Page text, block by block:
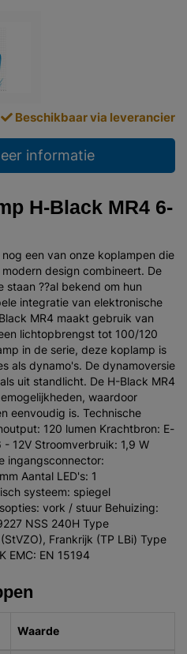
Beschikbaar via leverancier
informatie
H-Black MR4 6-
nog een van onze koplampen die
design combineert. De
staan ??al bekend om hun
integratie van elektronische
MR4 maakt gebruik van
lichtopbrengst tot 100/120
in de serie, deze koplamp is
als dynamo's. De dynamoversie
uit standlicht. De H-Black MR4
waardoor
eenvoudig is. Technische
120 lumen Krachtbron: E-
12V Stroomverbruik: 1,9 W
ingangsconnector:
Aantal LED's: 1
systeem: spiegel
vork / stuur Behuizing:
NSS 240H Type
Frankrijk (TP LBi) Type
EMC: EN 15194
Waarde